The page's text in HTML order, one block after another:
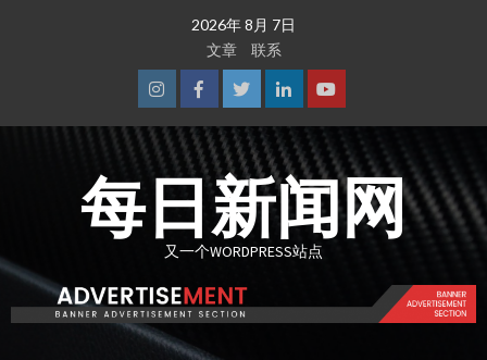
2026年 8月 7日
文章
联系
InstagramFacebook
TwitterLinkedinYoutube
每日新闻网
又一个WORDPRESS站点